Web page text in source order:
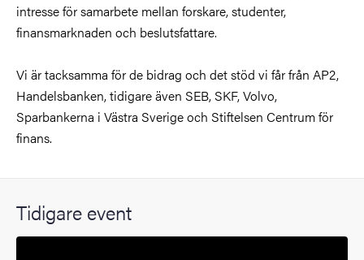
intresse för samarbete mellan forskare, studenter,
finansmarknaden och beslutsfattare.
Vi är tacksamma för de bidrag och det stöd vi får från AP2,
Handelsbanken, tidigare även SEB, SKF, Volvo,
Sparbankerna i Västra Sverige och Stiftelsen Centrum för
finans.
Tidigare event